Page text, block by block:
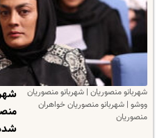
شهربانو منصوریان | شهربانو منصوریان
ووشو | شهربانو منصوریان خواهران
منصوریان